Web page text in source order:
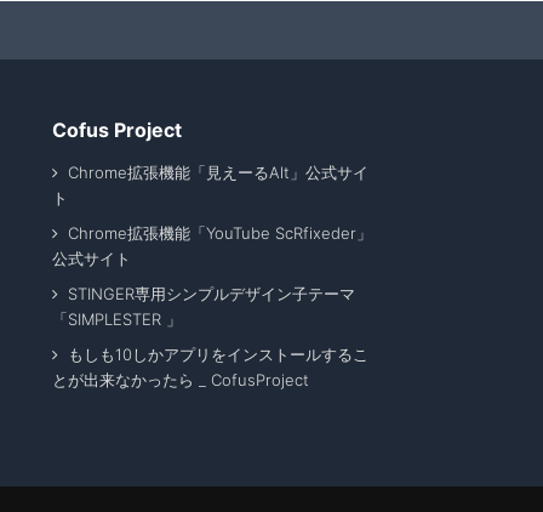
Cofus Project
Chrome拡張機能「見えーるAlt」公式サイ
ト
Chrome拡張機能「YouTube ScRfixeder」
公式サイト
STINGER専用シンプルデザイン子テーマ
「SIMPLESTER 」
もしも10しかアプリをインストールするこ
とが出来なかったら _ CofusProject